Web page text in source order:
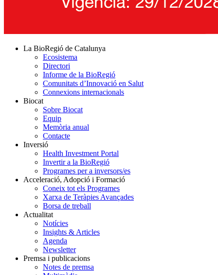
La BioRegió de Catalunya
Ecosistema
Directori
Informe de la BioRegió
Comunitats d’Innovació en Salut
Connexions internacionals
Biocat
Sobre Biocat
Equip
Memòria anual
Contacte
Inversió
Health Investment Portal
Invertir a la BioRegió
Programes per a inversors/es
Acceleració, Adopció i Formació
Coneix tot els Programes
Xarxa de Teràpies Avançades
Borsa de treball
Actualitat
Notícies
Insights & Articles
Agenda
Newsletter
Premsa i publicacions
Notes de premsa